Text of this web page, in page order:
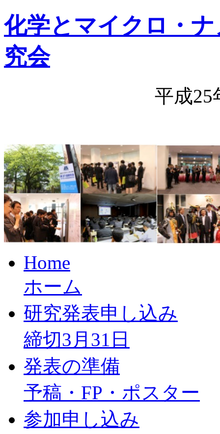
化学とマイクロ・
究会
平成25
Home
ホーム
研究発表申し込み
締切3月31日
発表の準備
予稿・FP・ポスター
参加申し込み